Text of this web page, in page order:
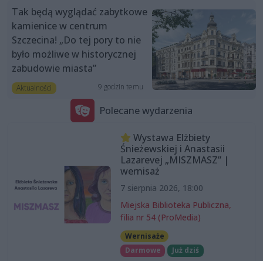
Tak będą wyglądać zabytkowe
kamienice w centrum
Szczecina! „Do tej pory to nie
było możliwe w historycznej
zabudowie miasta”
Aktualności 9 godzin temu
Polecane wydarzenia
Wystawa Elżbiety
Śnieżewskiej i Anastasii
Lazarevej „MISZMASZ” |
wernisaż
7 sierpnia 2026, 18:00
Miejska Biblioteka Publiczna,
filia nr 54 (ProMedia)
Wernisaże
Darmowe
Już dziś